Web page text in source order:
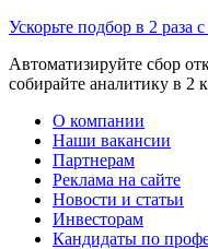
Ускорьте подбор в 2 раза
Автоматизируйте сбор
собирайте аналитику в 2
О компании
Наши вакансии
Партнерам
Реклама на сайте
Новости и статьи
Инвесторам
Кандидаты по